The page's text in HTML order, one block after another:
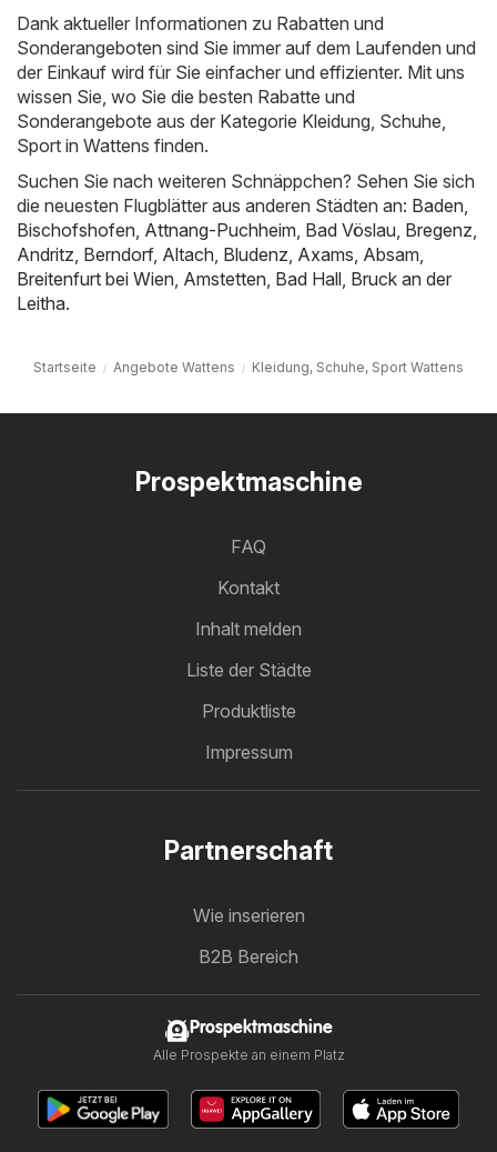
Dank aktueller Informationen zu Rabatten und
Sonderangeboten sind Sie immer auf dem Laufenden und
der Einkauf wird für Sie einfacher und effizienter. Mit uns
wissen Sie, wo Sie die besten Rabatte und
Sonderangebote aus der Kategorie Kleidung, Schuhe,
Sport in Wattens finden.
Suchen Sie nach weiteren Schnäppchen? Sehen Sie sich
die neuesten Flugblätter aus anderen Städten an: Baden
Bischofshofen Attnang-Puchheim Bad Vöslau Bregenz
Andritz Berndorf, Altach Bludenz Axams Absam
Breitenfurt bei Wien Amstetten Bad Hall Bruck an der
Leitha.
Startseite Angebote Wattens Kleidung, Schuhe, Sport Wattens
Prospektmaschine
FAQ
Kontakt
Inhalt melden
Liste der Städte
Produktliste
Impressum
Partnerschaft
Wie inserieren
B2B Bereich
Prospektmaschine
Alle Prospekte an einem Platz